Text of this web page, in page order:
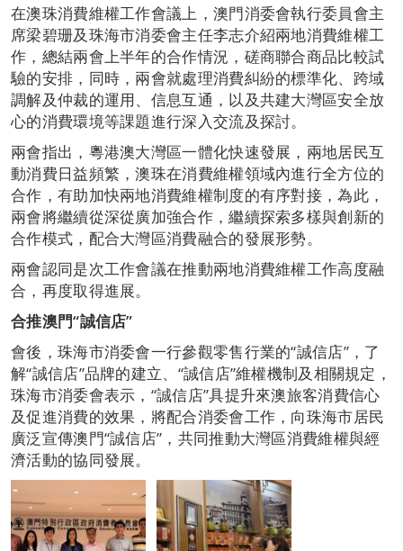
在澳珠消費維權工作會議上，澳門消委會執行委員會主
席梁碧珊及珠海市消委會主任李志介紹兩地消費維權工
作，總結兩會上半年的合作情況，磋商聯合商品比較試
驗的安排，同時，兩會就處理消費糾紛的標準化、跨域
調解及仲裁的運用、信息互通，以及共建大灣區安全放
心的消費環境等課題進行深入交流及探討。
兩會指出，粵港澳大灣區一體化快速發展，兩地居民互
動消費日益頻繁，澳珠在消費維權領域內進行全方位的
合作，有助加快兩地消費維權制度的有序對接，為此，
兩會將繼續從深從廣加強合作，繼續探索多樣與創新的
合作模式，配合大灣區消費融合的發展形勢。
兩會認同是次工作會議在推動兩地消費維權工作高度融
合，再度取得進展。
合推澳門“誠信店”
會後，珠海市消委會一行參觀零售行業的“誠信店”，了
解“誠信店”品牌的建立、“誠信店”維權機制及相關規定，
珠海市消委會表示，“誠信店”具提升來澳旅客消費信心
及促進消費的效果，將配合消委會工作，向珠海市居民
廣泛宣傳澳門“誠信店”，共同推動大灣區消費維權與經
濟活動的協同發展。